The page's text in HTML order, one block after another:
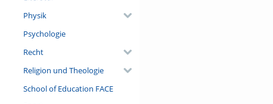
Physik
Psychologie
Recht
Religion und Theologie
School of Education FACE